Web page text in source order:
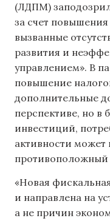
(ЛДПМ)
за счет
вызванные
развития и
управлением». В
повышение
дополнительные
перспективе, но
инвестиций,
активности может
противоположный
«Новая
и направлена ​​на
а не причин